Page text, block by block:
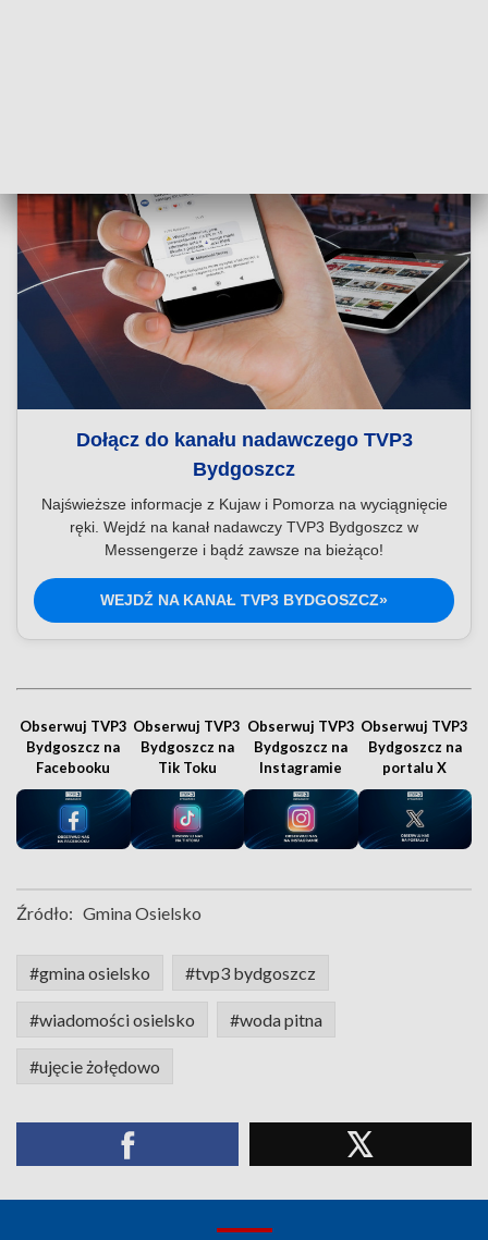
Dołącz do kanału nadawczego TVP3
Bydgoszcz
Najświeższe informacje z Kujaw i Pomorza na wyciągnięcie
ręki. Wejdź na kanał nadawczy TVP3 Bydgoszcz w
Messengerze i bądź zawsze na bieżąco!
WEJDŹ NA KANAŁ TVP3 BYDGOSZCZ»
Obserwuj TVP3
Bydgoszcz na
Facebooku
Obserwuj TVP3
Bydgoszcz na
Tik Toku
Obserwuj TVP3
Bydgoszcz na
Instagramie
Obserwuj TVP3
Bydgoszcz na
portalu X
Źródło: Gmina Osielsko
#gmina osielsko #tvp3 bydgoszcz
#wiadomości osielsko #woda pitna
#ujęcie żołędowo